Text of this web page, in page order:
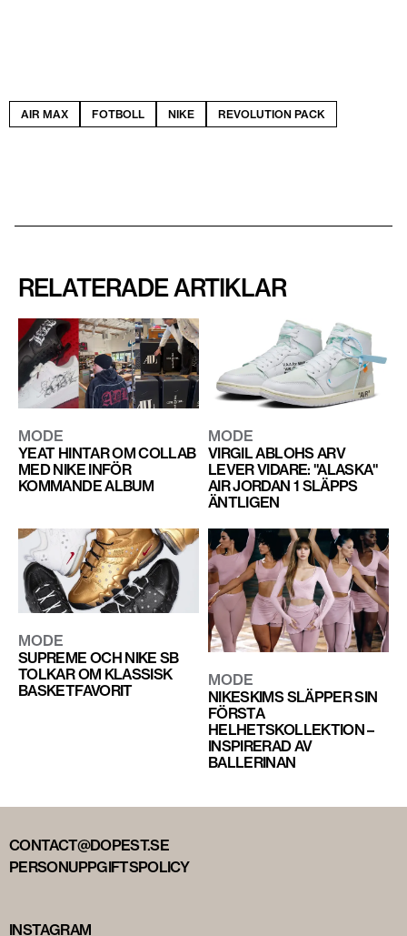
AIR MAX FOTBOLL NIKE REVOLUTION PACK
RELATERADE ARTIKLAR
MODE
YEAT HINTAR OM COLLAB
MED NIKE INFÖR
KOMMANDE ALBUM
MODE
VIRGIL ABLOHS ARV
LEVER VIDARE: "ALASKA"
AIR JORDAN 1 SLÄPPS
ÄNTLIGEN
MODE
SUPREME OCH NIKE SB
TOLKAR OM KLASSISK
BASKETFAVORIT
MODE
NIKESKIMS SLÄPPER SIN
FÖRSTA
HELHETSKOLLEKTION –
INSPIRERAD AV
BALLERINAN
CONTACT@DOPEST.SE
PERSONUPPGIFTSPOLICY
INSTAGRAM